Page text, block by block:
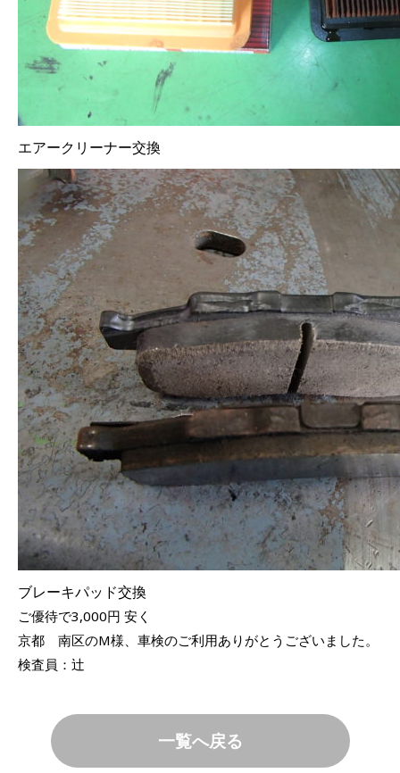
エアークリーナー交換
ブレーキパッド交換
ご優待で3,000円 安く
京都 南区のM様、車検のご利用ありがとうございました。
検査員：辻
一覧へ戻る